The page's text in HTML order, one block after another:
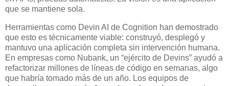
que se mantiene sola.
Herramientas como Devin AI de Cognition han demostrado
que esto es técnicamente viable: construyó, desplegó y
mantuvo una aplicación completa sin intervención humana.
En empresas como Nubank, un “ejército de Devins” ayudó a
refactorizar millones de líneas de código en semanas, algo
que habría tomado más de un año. Los equipos de